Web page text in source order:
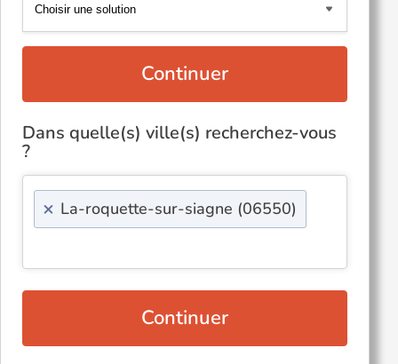
Continuer
Dans quelle(s) ville(s) recherchez-vous
?
× La-roquette-sur-siagne (06550)
Continuer